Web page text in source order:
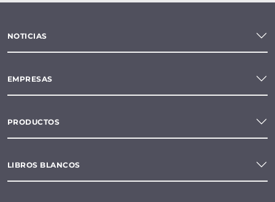
NOTICIAS
EMPRESAS
PRODUCTOS
LIBROS BLANCOS